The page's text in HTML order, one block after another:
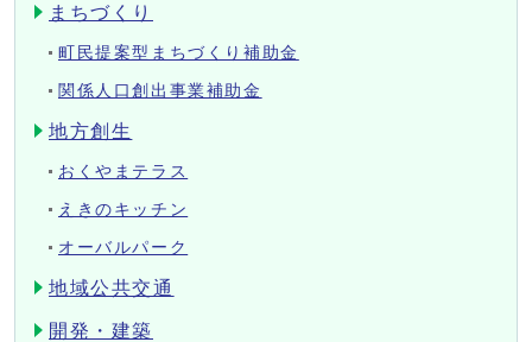
まちづくり
町民提案型まちづくり補助金
関係人口創出事業補助金
地方創生
おくやまテラス
えきのキッチン
オーバルパーク
地域公共交通
開発・建築